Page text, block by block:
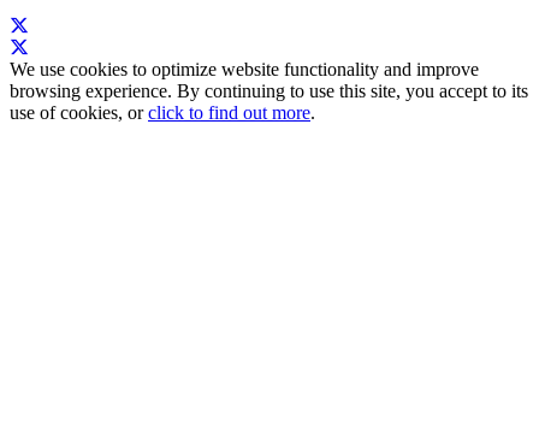
We use cookies to optimize website functionality and improve
browsing experience. By continuing to use this site, you accept to its
use of cookies, orclick to find out more.